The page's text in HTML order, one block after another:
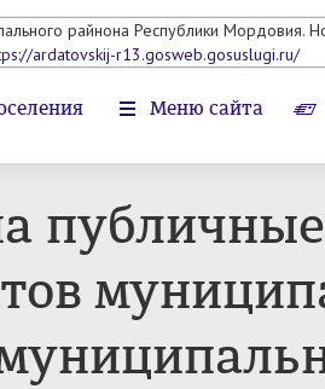
райнона Республики
ardatovskij-r13.gosweb.gosuslugi.ru/
Меню сайта